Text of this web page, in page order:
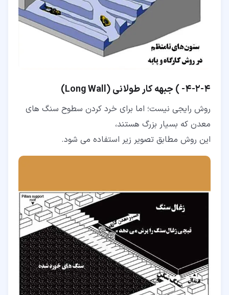
۴‏-‏۲‏-‏۴‏- ) جبهه کار طولانی (Long Wall)
روش رایجی نیست؛ اما برای خرد کردن سطوح سنگ های
معدن که بسیار بزرگ هستند،
این روش مطابق تصویر زیر استفاده می شود.